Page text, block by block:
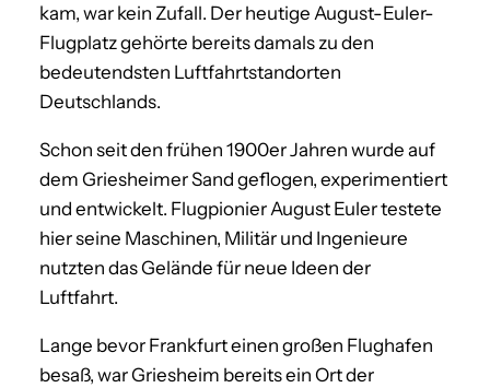
kam, war kein Zufall. Der heutige August-Euler-
Flugplatz gehörte bereits damals zu den
bedeutendsten Luftfahrtstandorten
Deutschlands.
Schon seit den frühen 1900er Jahren wurde auf
dem Griesheimer Sand geflogen, experimentiert
und entwickelt. Flugpionier August Euler testete
hier seine Maschinen, Militär und Ingenieure
nutzten das Gelände für neue Ideen der
Luftfahrt.
Lange bevor Frankfurt einen großen Flughafen
besaß, war Griesheim bereits ein Ort der